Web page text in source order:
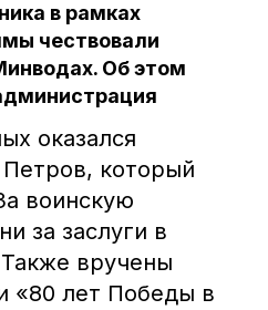
в рамках
чествовали
Об этом
оказался
который
воинскую
за заслуги в
вручены
«80 лет Победы в